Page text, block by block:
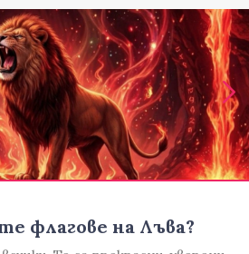
флагове на Лъва?